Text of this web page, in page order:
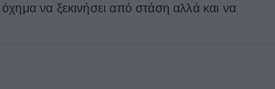
να ξεκινήσει από στάση αλλά και να